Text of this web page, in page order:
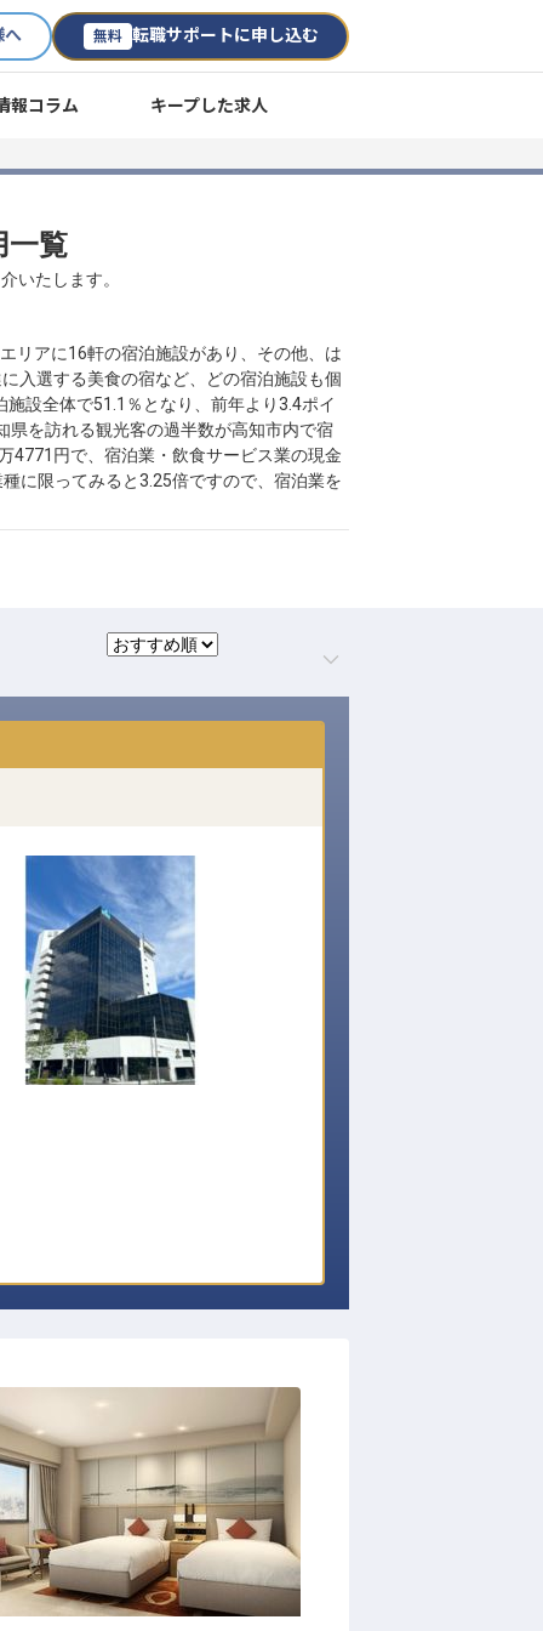
へ 無料 転職サポートに申し込む
報コラム キープした求人
一覧
いたします。
リアに16軒の宿泊施設があり、その他、は
入選する美食の宿など、どの宿泊施設も個
設全体で51.1％となり、前年より3.4ポイ
を訪れる観光客の過半数が高知市内で宿
4771円で、宿泊業・飲食サービス業の現金
に限ってみると3.25倍ですので、宿泊業を